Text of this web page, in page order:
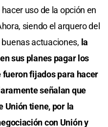
uso de la opción en
siendo el arquero del
actuaciones, la
sus planes pagar los
fueron fijados para hacer
señalan que
Unión tiene, por la
con Unión y